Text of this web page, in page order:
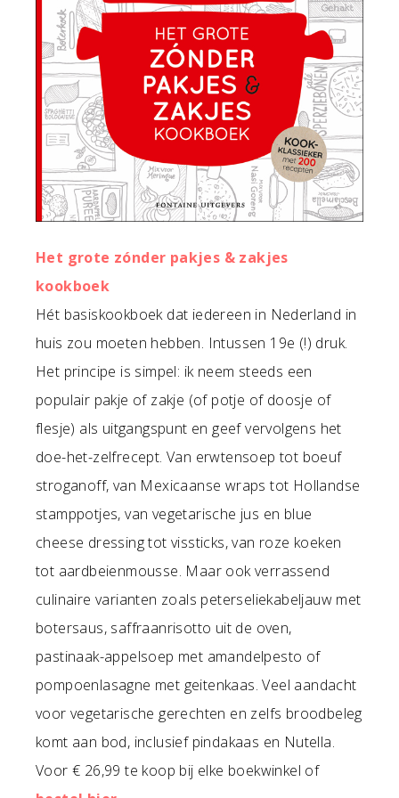
Het grote zónder pakjes & zakjes
kookboek
Hét basiskookboek dat iedereen in Nederland in
huis zou moeten hebben. Intussen 19e (!) druk.
Het principe is simpel: ik neem steeds een
populair pakje of zakje (of potje of doosje of
flesje) als uitgangspunt en geef vervolgens het
doe-het-zelfrecept. Van erwtensoep tot boeuf
stroganoff, van Mexicaanse wraps tot Hollandse
stamppotjes, van vegetarische jus en blue
cheese dressing tot vissticks, van roze koeken
tot aardbeienmousse. Maar ook verrassend
culinaire varianten zoals peterseliekabeljauw met
botersaus, saffraanrisotto uit de oven,
pastinaak-appelsoep met amandelpesto of
pompoenlasagne met geitenkaas. Veel aandacht
voor vegetarische gerechten en zelfs broodbeleg
komt aan bod, inclusief pindakaas en Nutella.
Voor € 26,99 te koop bij elke boekwinkel of